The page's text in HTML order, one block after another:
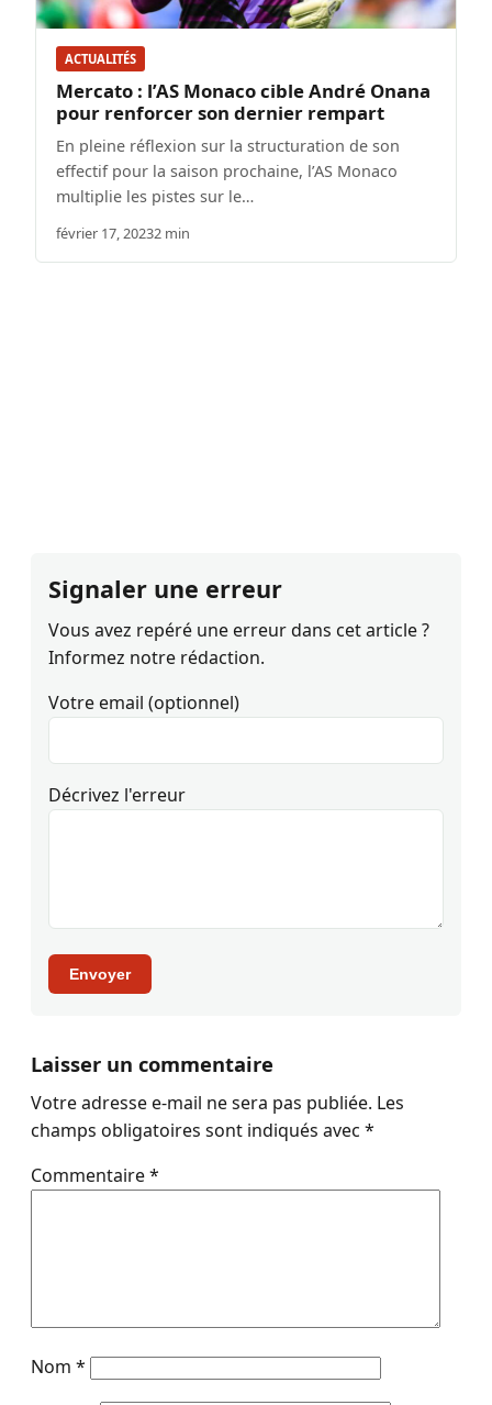
ACTUALITÉS
Mercato : l’AS Monaco cible André Onana
pour renforcer son dernier rempart
En pleine réflexion sur la structuration de son
effectif pour la saison prochaine, l’AS Monaco
multiplie les pistes sur le…
février 17, 20232 min
Signaler une erreur
Vous avez repéré une erreur dans cet article ?
Informez notre rédaction.
Votre email (optionnel)
Décrivez l'erreur
Envoyer
Laisser un commentaire
Votre adresse e-mail ne sera pas publiée. Les
champs obligatoires sont indiqués avec *
Commentaire*
Nom *